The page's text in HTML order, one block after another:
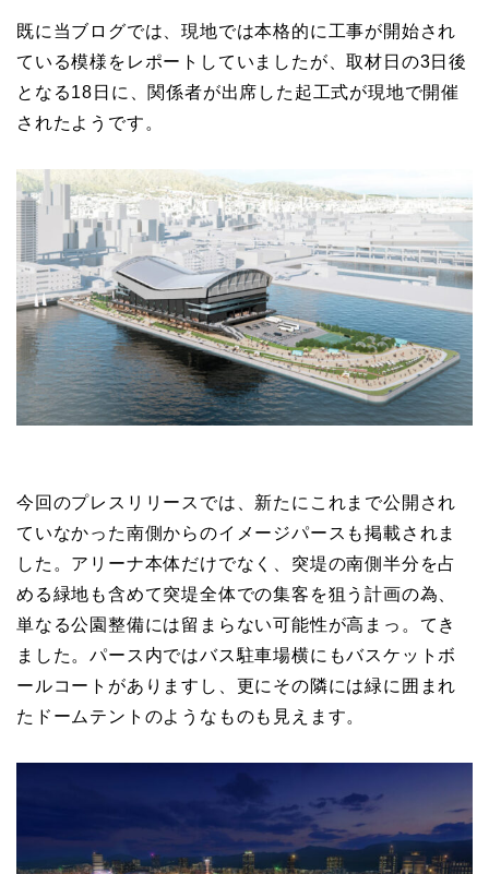
既に当ブログでは、現地では本格的に工事が開始され
ている模様をレポートしていましたが、取材日の3日後
となる18日に、関係者が出席した起工式が現地で開催
されたようです。
今回のプレスリリースでは、新たにこれまで公開され
ていなかった南側からのイメージパースも掲載されま
した。アリーナ本体だけでなく、突堤の南側半分を占
める緑地も含めて突堤全体での集客を狙う計画の為、
単なる公園整備には留まらない可能性が高まっ。てき
ました。パース内ではバス駐車場横にもバスケットボ
ールコートがありますし、更にその隣には緑に囲まれ
たドームテントのようなものも見えます。